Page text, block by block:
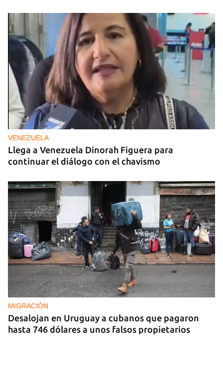
VENEZUELA
Llega a Venezuela Dinorah Figuera para
continuar el diálogo con el chavismo
MIGRACIÓN
Desalojan en Uruguay a cubanos que pagaron
hasta 746 dólares a unos falsos propietarios